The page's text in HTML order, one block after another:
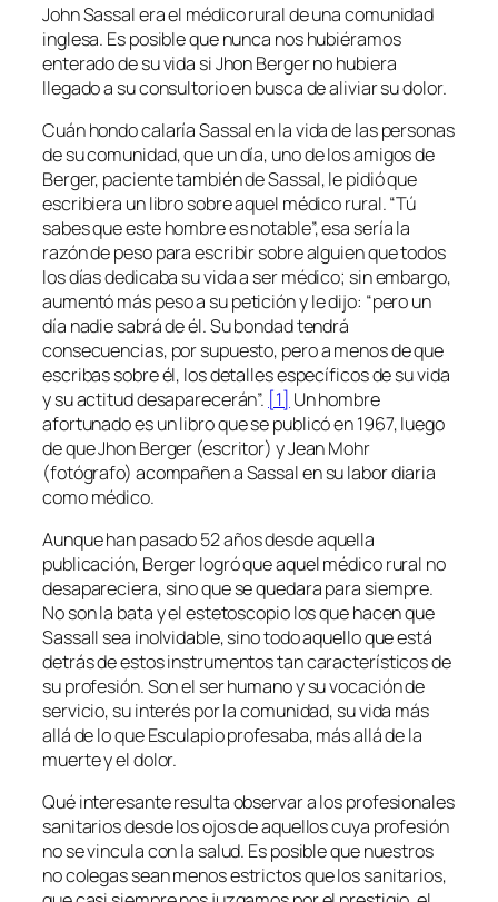
John Sassal era el médico rural de una comunidad
inglesa. Es posible que nunca nos hubiéramos
enterado de su vida si Jhon Berger no hubiera
llegado a su consultorio en busca de aliviar su dolor.
Cuán hondo calaría Sassal en la vida de las personas
de su comunidad, que un día, uno de los amigos de
Berger, paciente también de Sassal, le pidió que
escribiera un libro sobre aquel médico rural. “Tú
sabes que este hombre es notable”, esa sería la
razón de peso para escribir sobre alguien que todos
los días dedicaba su vida a ser médico; sin embargo,
aumentó más peso a su petición y le dijo: “pero un
día nadie sabrá de él. Su bondad tendrá
consecuencias, por supuesto, pero a menos de que
escribas sobre él, los detalles específicos de su vida
y su actitud desaparecerán”. [1] Un hombre
afortunadoes un libro que se publicó en 1967, luego
de que Jhon Berger (escritor) y Jean Mohr
(fotógrafo) acompañen a Sassal en su labor diaria
como médico.
Aunque han pasado 52 años desde aquella
publicación, Berger logró que aquel médico rural no
desapareciera, sino que se quedara para siempre.
No son la bata y el estetoscopio los que hacen que
Sassall sea inolvidable, sino todo aquello que está
detrás de estos instrumentos tan característicos de
su profesión. Son el ser humano y su vocación de
servicio, su interés por la comunidad, su vida más
allá de lo que Esculapio profesaba, más allá de la
muerte y el dolor.
Qué interesante resulta observar a los profesionales
sanitarios desde los ojos de aquellos cuya profesión
no se vincula con la salud. Es posible que nuestros
no colegas sean menos estrictos que los sanitarios,